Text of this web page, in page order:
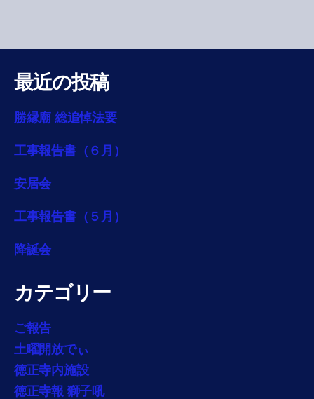
最近の投稿
勝縁廟 総追悼法要
工事報告書（６月）
安居会
工事報告書（５月）
降誕会
カテゴリー
ご報告
土曜開放でぃ
徳正寺内施設
徳正寺報 獅子吼